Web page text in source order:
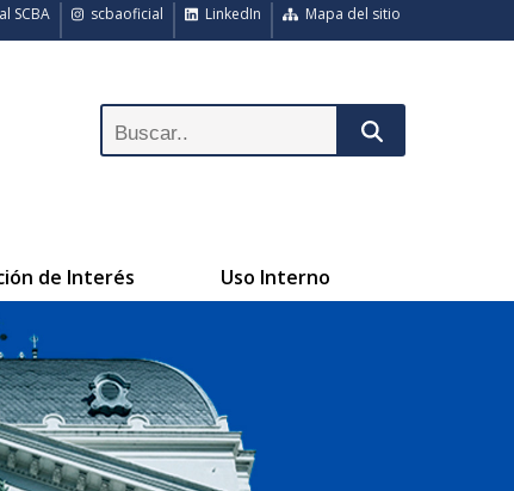
Mapa del sitio
LinkedIn
scbaoficial
SCBA
de Interés Uso Interno